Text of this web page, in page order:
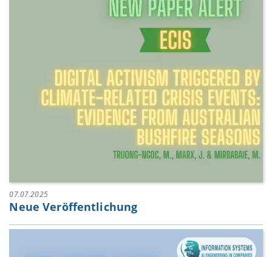
07.07.2025
Neue Veröffentlichung